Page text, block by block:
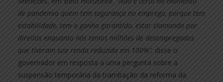
de pandemia quem tem segurança no emprego, porque tem
estabilidade, tem o ganho garantido, estar clamando por
direitos enquanto nós temos milhões de desempregados
que tiveram sua renda reduzida em 100%”, disse o
governador em resposta a uma pergunta sobre a
suspensão temporária da tramitação da reforma da